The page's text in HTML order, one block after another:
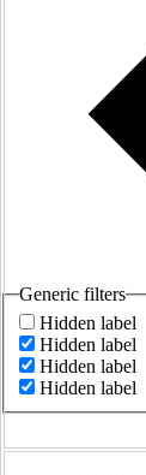
Generic filters
Hidden label
Hidden label
Hidden label
Hidden label